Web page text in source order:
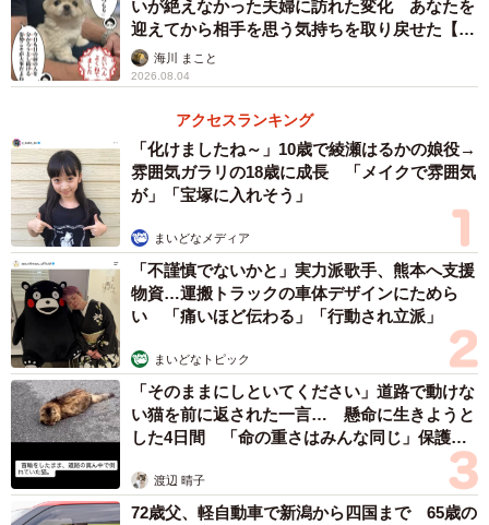
たろうくんは、しぶしぶといった様子ではありましたが、
散歩へ出かけてくれたといいます。
いが絶えなかった夫婦に訪れた変化 あなたを
迎えてから相手を思う気持ちを取り戻せた【漫
画】海川 まこと
2026.08.04
アクセスランキング
「化けましたね～」10歳で綾瀬はるかの娘役→
雰囲気ガラリの18歳に成長 「メイクで雰囲気
が」「宝塚に入れそう」
まいどなメディア
「不謹慎でないかと」実力派歌手、熊本へ支援
物資…運搬トラックの車体デザインにためら
い 「痛いほど伝わる」「行動され立派」
まいどなトピック
「そのままにしといてください」道路で動けな
い猫を前に返された一言… 懸命に生きようと
した4日間 「命の重さはみんな同じ」保護団
渡辺 晴子
72歳父、軽自動車で新潟から四国まで 65歳の